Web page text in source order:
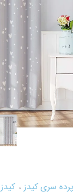
پرده سری کیدز کیدز